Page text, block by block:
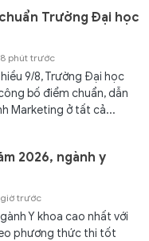
Trường Đại học
phút trước
9/8, Trường Đại học
bố điểm chuẩn, dẫn
Marketing ở tất cả...
2026, ngành y
giờ trước
Y khoa cao nhất với
phương thức thi tốt